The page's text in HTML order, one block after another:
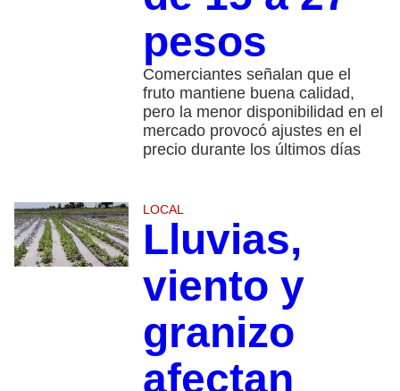
pesos
Comerciantes señalan que el
fruto mantiene buena calidad,
pero la menor disponibilidad en el
mercado provocó ajustes en el
precio durante los últimos días
LOCAL
Lluvias,
viento y
granizo
afectan